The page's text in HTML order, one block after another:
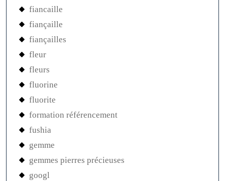
fiancaille
fiançaille
fiançailles
fleur
fleurs
fluorine
fluorite
formation référencement
fushia
gemme
gemmes pierres précieuses
googl